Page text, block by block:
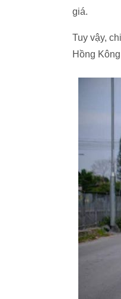
giá.
Tuy vậy,
Hồng